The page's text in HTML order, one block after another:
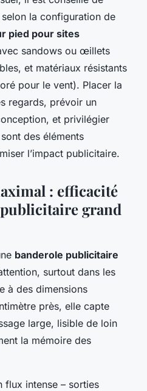
la configuration de
pied pour sites
sandows ou œillets
et matériaux résistants
pour le vent). Placer la
regards, prévoir un
et privilégier
des éléments
l’impact publicitaire.
: efficacité
grand
banderole publicitaire
surtout dans les
à des dimensions
près, elle capte
large, lisible de loin
la mémoire des
flux intense – sorties